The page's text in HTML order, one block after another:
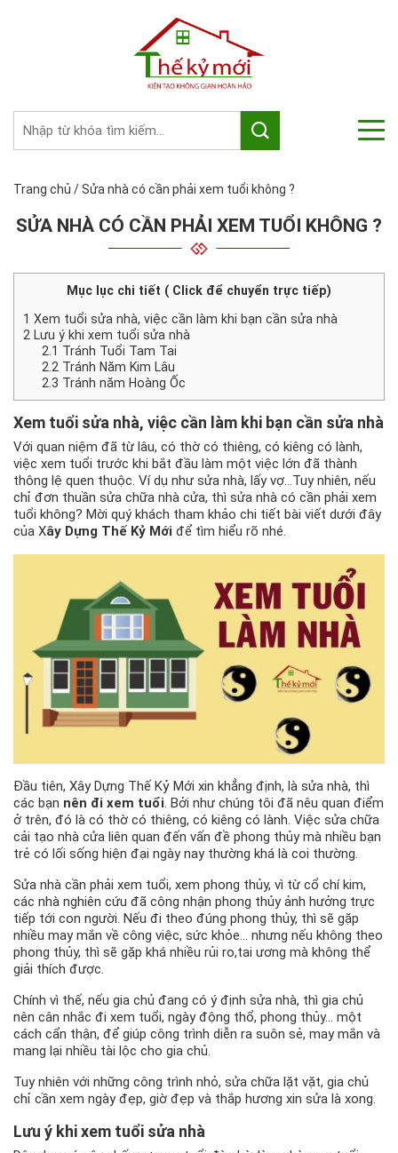
Trang chủ /Sửa nhà có cần phải xem tuổi không ?
SỬA NHÀ CÓ CẦN PHẢI XEM TUỔI KHÔNG ?
Mục lục chi tiết ( Click để chuyển trực tiếp)
1 Xem tuổi sửa nhà, việc cần làm khi bạn cần sửa nhà
2 Lưu ý khi xem tuổi sửa nhà
2.1 Tránh Tuổi Tam Tai
2.2 Tránh Năm Kim Lâu
2.3 Tránh năm Hoàng Ốc
Xem tuổi sửa nhà, việc cần làm khi bạn cần sửa nhà
Với quan niệm đã từ lâu, có thờ có thiêng, có kiêng có lành,
việc xem tuổi trước khi bắt đầu làm một việc lớn đã thành
thông lệ quen thuộc. Ví dụ như sửa nhà, lấy vợ…Tuy nhiên, nếu
chỉ đơn thuần sửa chữa nhà cửa, thì sửa nhà có cần phải xem
tuổi không? Mời quý khách tham khảo chi tiết bài viết dưới đây
của Xây Dựng Thế Kỷ Mới để tìm hiểu rõ nhé.
Đầu tiên, Xây Dựng Thế Kỷ Mới xin khẳng định, là sửa nhà, thì
các bạn nên đi xem tuổi. Bởi như chúng tôi đã nêu quan điểm
ở trên, đó là có thờ có thiêng, có kiêng có lành. Việc sửa chữa
cải tạo nhà cửa liên quan đến vấn đề phong thủy mà nhiều bạn
trẻ có lối sống hiện đại ngày nay thường khá là coi thường.
Sửa nhà cần phải xem tuổi, xem phong thủy, vì từ cổ chí kim,
các nhà nghiên cứu đã công nhận phong thủy ảnh hưởng trực
tiếp tới con người. Nếu đi theo đúng phong thủy, thì sẽ gặp
nhiều may mắn về công việc, sức khỏe… nhưng nếu không theo
phong thủy, thì sẽ gặp khá nhiều rủi ro,tai ương mà không thể
giải thích được.
Chính vì thế, nếu gia chủ đang có ý định sửa nhà, thì gia chủ
nên cân nhắc đi xem tuổi, ngày động thổ, phong thủy… một
cách cẩn thận, để giúp công trình diễn ra suôn sẻ, may mắn và
mang lại nhiều tài lộc cho gia chủ.
Tuy nhiên với những công trình nhỏ, sửa chữa lặt vặt, gia chủ
chỉ cần xem ngày đẹp, giờ đẹp và thắp hương xin sửa là xong.
Lưu ý khi xem tuổi sửa nhà